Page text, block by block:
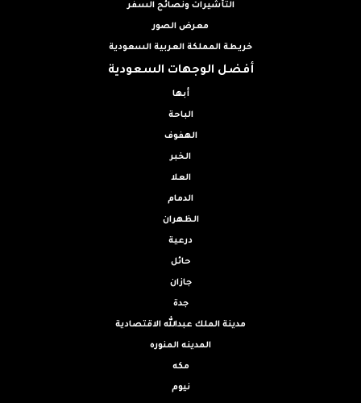
التأشيرات ونصائح السفر
معرض الصور
خريطة المملكة العربية السعودية
أفضل الوجهات السعودية
أبها
الباحة
الهفوف
الخبر
العلا
الدمام
الظهران
درعية
حائل
جازان
جدة
مدينة الملك عبدالله الاقتصادية
المدينه المنوره
مكه
نيوم